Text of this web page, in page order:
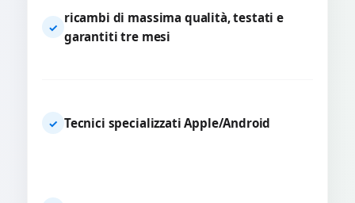
✓
ricambi di massima qualità, testati e
garantiti tre mesi
✓ Tecnici specializzati Apple/Android